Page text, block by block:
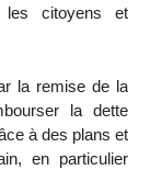
les citoyens et
la remise de la
la dette
à des plans et
en particulier